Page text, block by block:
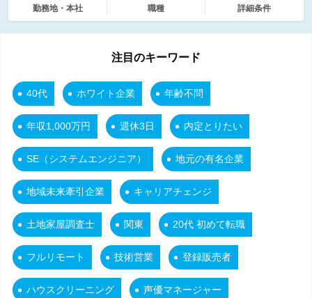
勤務地・本社 職種 詳細条件
注目のキーワード
40代 ホワイト企業 年齢不問
年収1,000万円 週休3日 内定とりたい
SE（システムエンジニア） 地元の有名企業
地域未来牽引企業 キャリアチェンジ
土地家屋調査士 関東 20代 初めて転職
フルリモート 技術営業 登録販売者
ハウスクリーニング 声優マネージャー